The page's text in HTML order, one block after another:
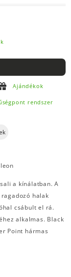
Ajándékok
rendszer
a kínálatban. A
halak
csábult el rá.
alkalmas. Black
Point hármas